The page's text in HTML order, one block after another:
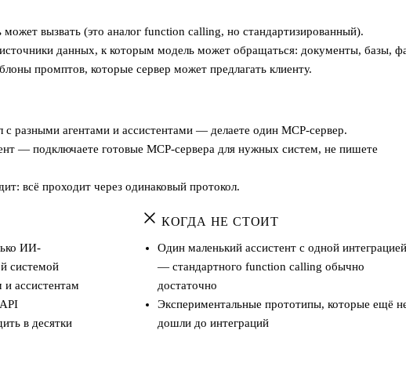
вызвать (это аналог function calling, но стандартизированный).
данных, к которым модель может обращаться: документы, базы,
промптов, которые сервер может предлагать клиенту.
разными агентами и ассистентами — делаете один MCP-сервер.
— подключаете готовые MCP-сервера для нужных систем, не пишете
всё проходит через одинаковый протокол.
ИИ-
системой
ассистентам
в десятки
КОГДА НЕ СТОИТ
Один маленький ассистент с одной интеграцией
— стандартного function calling обычно
достаточно
Экспериментальные прототипы, которые ещё
дошли до интеграций